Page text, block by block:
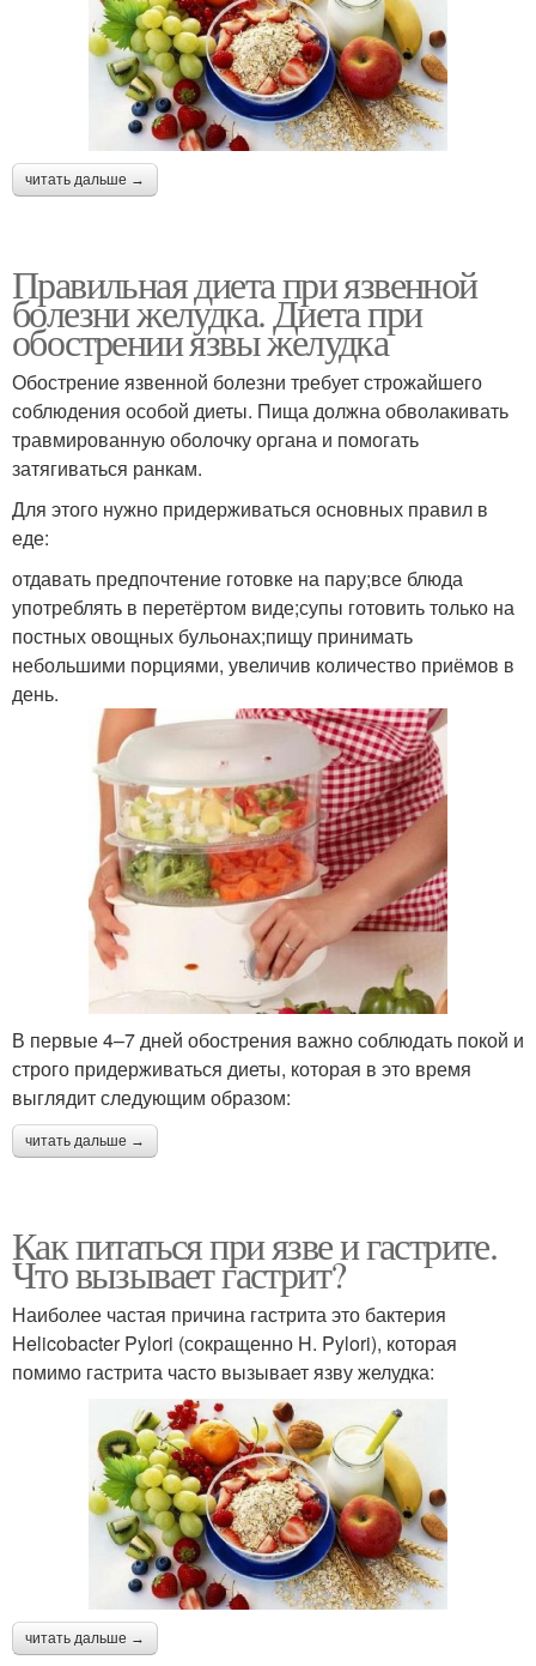
читать дальше →
Правильная диета при язвенной
болезни желудка. Диета при
обострении язвы желудка
Обострение язвенной болезни требует строжайшего
соблюдения особой диеты. Пища должна обволакивать
травмированную оболочку органа и помогать
затягиваться ранкам.
Для этого нужно придерживаться основных правил в
еде:
отдавать предпочтение готовке на пару;все блюда
употреблять в перетёртом виде;супы готовить только на
постных овощных бульонах;пищу принимать
небольшими порциями, увеличив количество приёмов в
день.
В первые 4–7 дней обострения важно соблюдать покой и
строго придерживаться диеты, которая в это время
выглядит следующим образом:
читать дальше →
Как питаться при язве и гастрите.
Что вызывает гастрит?
Наиболее частая причина гастрита это бактерия
Helicobacter Pylori (сокращенно H. Pylori), которая
помимо гастрита часто вызывает язву желудка:
читать дальше →